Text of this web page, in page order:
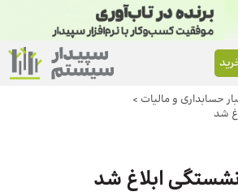
حسابداری و مالیات >
شد
ابلاغ شد